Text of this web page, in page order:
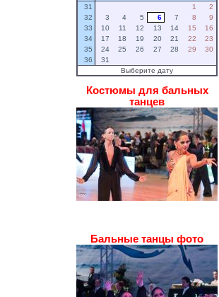
31
1
2
32
3 4 5 6 7 8
9
33
10 11 12 13 14 15
16
34
17 18 19 20 21 22
23
35
24 25 26 27 28 29
30
36
31
Выберите дату
Костюмы для бальных
танцев
Бальные танцы фото